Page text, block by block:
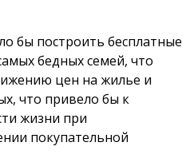
бы построить бесплатные
бедных семей, что
цен на жилье и
что привело бы к
жизни при
покупательной